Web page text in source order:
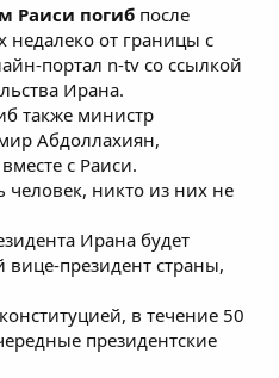
Раиси погиб после
недалеко от границы с
портал n-tv со ссылкой
Ирана.
также министр
Абдоллахиян,
с Раиси.
человек, никто из них не
Ирана будет
президент страны,
в течение 50
президентские